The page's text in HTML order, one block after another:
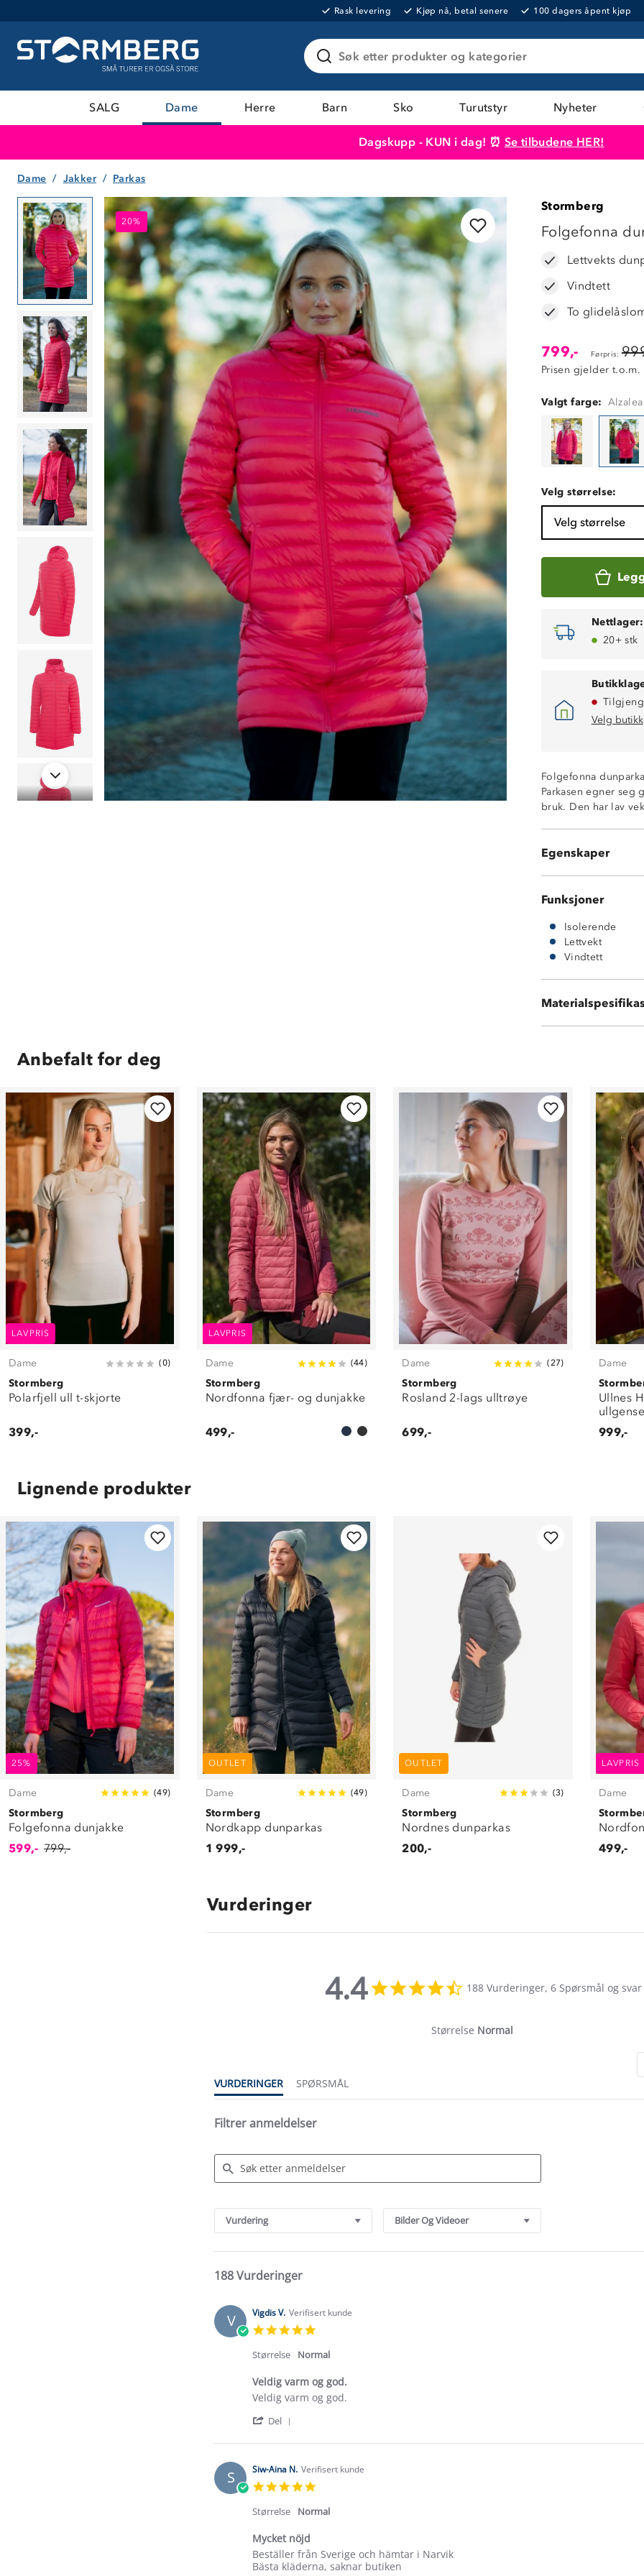
Rask levering Kjøp nå, betal senere 100 dagers åpent kjøp
Søk etter produkter og kategorier
SALG Dame Herre Barn Sko Turutstyr Nyheter
Dagskupp - KUN i dag! ⏰ Se tilbudene HER!
Dame Jakker Parkas
20%
20%
Stormberg
Folgefonna
Lettvekts
Vindtett
To
799,- Førpris:
Prisen gjelder
Valgt farge: Alzalea
Velg størrelse:
Velg størrelse
Nettlager:
20+ stk
Velg butikk
Folgefonna
Parkasen egner
bruk. Den har lav
Egenskaper
Lettvekts
55 % dun/ 5 %
Funksjoner
Isolerende
Lettvekt
Vindtett
40 % polyester
Anbefalt for deg
LAVPRIS
Dame (0)
Stormberg
Polarfjell ull t-skjorte
399,-
LAVPRIS
Dame (44)
Stormberg
Nordfonna fjær- og dunjakke
499,-
Dame (27)
Stormberg
Rosland 2-lags ulltrøye
699,-
Dame
Ullnes
999,-
Lignende produkter
25%
Dame (49)
Stormberg
Folgefonna dunjakke
599,- 799,-
OUTLET
Dame (49)
Stormberg
Nordkapp dunparkas
1 999,-
OUTLET
Dame (3)
Stormberg
Nordnes dunparkas
200,-
LAVPRIS
Dame
499,-
Vurderinger
4.4
star
188 Vurderinger, 6 Spørsmål og svar
Størrelse Normal
VURDERINGER SPØRSMÅL
Filtrer anmeldelser
Reviews
Vurdering Bilder Og Videoer
188 Vurderinger
V Vigdis V. Verifisert kunde
rating
Størrelse Normal
Veldig varm og god.
Review
Vigdis
on
Jan
2026
review
Veldig
og
Veldig varm og god.
Del
Review
Vigdis
V.
on
6
Jan
S Siw-Aina N. Verifisert kunde
rating
Størrelse Normal
Mycket nöjd
Review
by
review
stating
Beställer från Sverige och hämtar i Narvik
Bästa kläderna, saknar butiken